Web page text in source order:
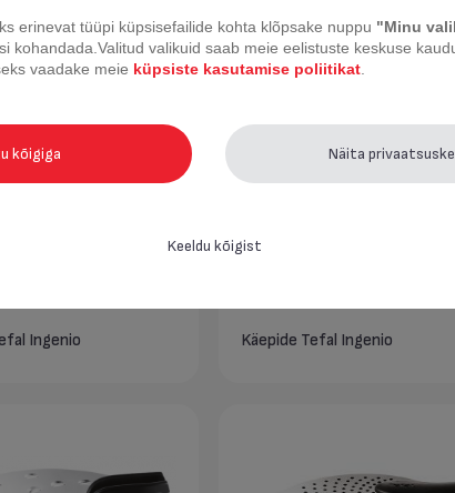
XL Intense 20 cm Praepann Tefal XL Intense 24
Ingenio Käepide Tefal Ingenio
erinevat tüüpi küpsisefailide kohta klõpsake nuppu "Minu
kohandada. Valitud valikuid saab meie eelistuste keskuse
vaadake meie küpsiste kasutamise poliitikat
kõigiga Näita
Keeldu kõigist